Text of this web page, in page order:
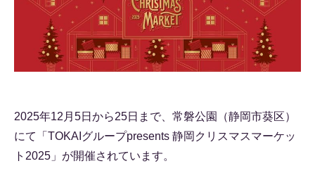
2025年12月5日から25日まで、常磐公園（静岡市葵区）
にて「TOKAIグループpresents 静岡クリスマスマーケッ
ト2025」が開催されています。